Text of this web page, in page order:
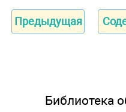
Предыдущая
Библиотека